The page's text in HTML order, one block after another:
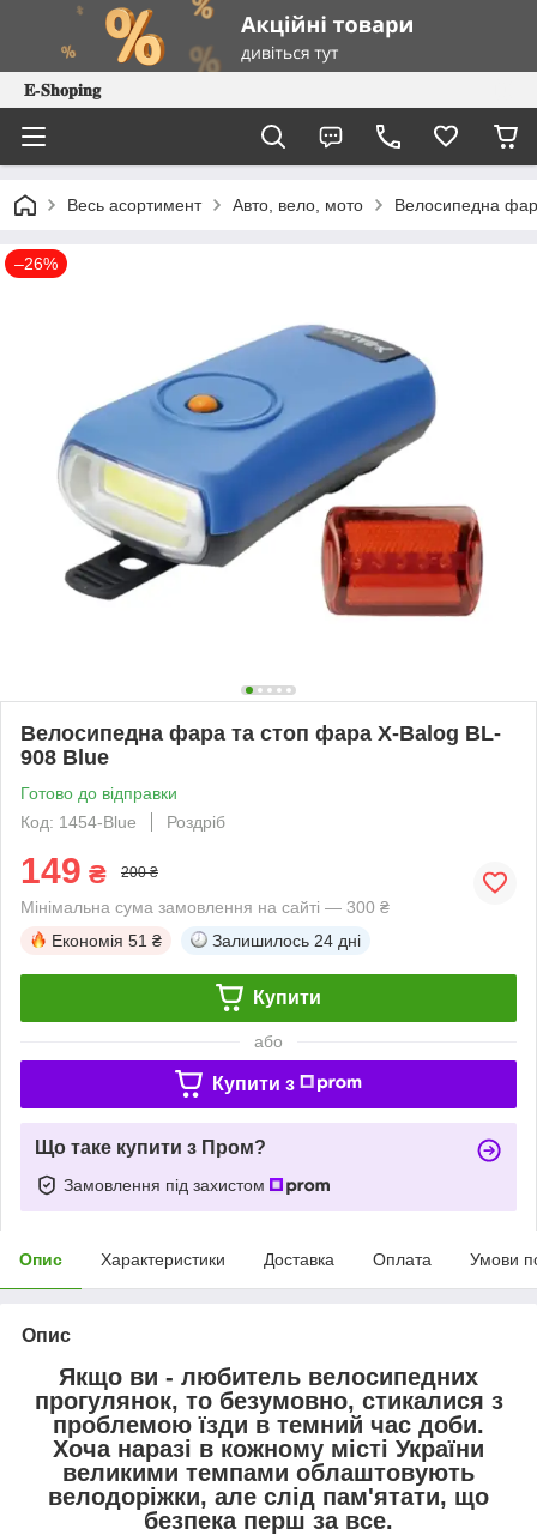
𝐄-𝐒𝐡𝐨𝐩𝐢𝐧𝐠
Весь асортимент Авто, вело, мото Велосипедна
–26%
Велосипедна фара та стоп фара X-Balog BL-
908 Blue
Готово до відправки
Код: 1454-Blue
Роздріб
149 ₴ 200 ₴
Мінімальна сума замовлення на сайті — 300 ₴
Економія 51 ₴ Залишилось 24 дні
Купити
або
Купити з
Що таке купити з Пром?
Замовлення під захистом
Опис Характеристики Доставка Оплата Умови
Опис
Якщо ви - любитель велосипедних
прогулянок, то безумовно, стикалися з
проблемою їзди в темний час доби.
Хоча наразі в кожному місті України
великими темпами облаштовують
велодоріжки, але слід пам'ятати, що
безпека перш за все.